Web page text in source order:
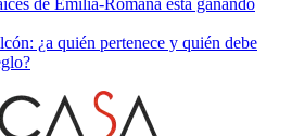
¿a quién pertenece y quién debe